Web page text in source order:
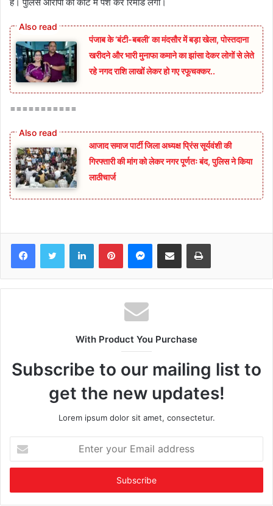
पंजाब के ‘बंटी-बबली’ का मंदसौर में बड़ा खेला, पोस्तदाना
खरीदने और भारी मुनाफा कमाने का झांसा देकर लोगों से लेते
रहे नगद राशि लाखों लेकर हो गए रफूचक्कर..
===========
आजाद समाज पार्टी जिला अध्यक्ष प्रिंस सूर्यवंशी की
गिरफ्तारी की मांग को लेकर नगर पूर्णतः बंद, पुलिस ने किया
लाठीचार्ज
FacebookTwitter LinkedInPinterestMessenger
Share via Email Print
With Product You Purchase
Subscribe to our mailing list to
get the new updates!
Lorem ipsum dolor sit amet, consectetur.
your
Email